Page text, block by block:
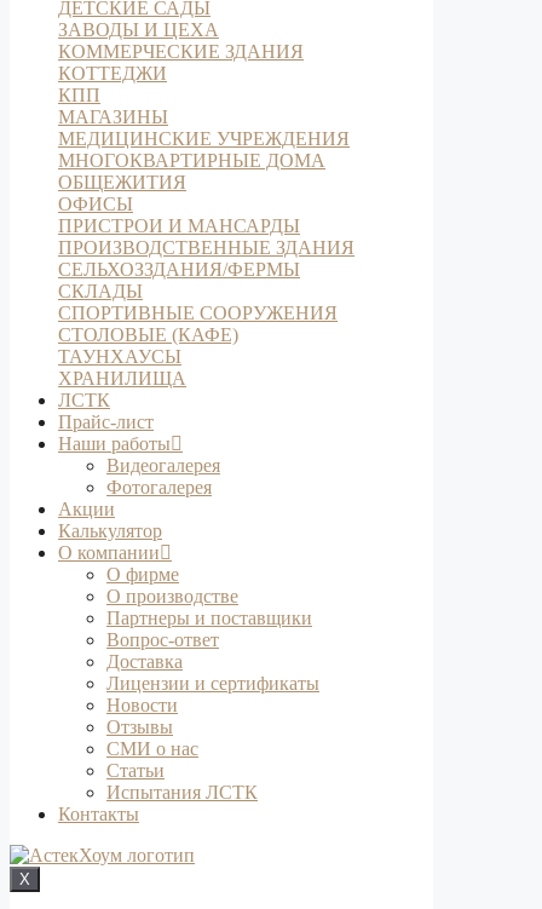
ДЕТСКИЕ САДЫ
ЗАВОДЫ И ЦЕХА
КОММЕРЧЕСКИЕ ЗДАНИЯ
КОТТЕДЖИ
КПП
МАГАЗИНЫ
МЕДИЦИНСКИЕ УЧРЕЖДЕНИЯ
МНОГОКВАРТИРНЫЕ ДОМА
ОБЩЕЖИТИЯ
ОФИСЫ
ПРИСТРОИ И МАНСАРДЫ
ПРОИЗВОДСТВЕННЫЕ ЗДАНИЯ
СЕЛЬХОЗЗДАНИЯ/ФЕРМЫ
СКЛАДЫ
СПОРТИВНЫЕ СООРУЖЕНИЯ
СТОЛОВЫЕ (КАФЕ)
ТАУНХАУСЫ
ХРАНИЛИЩА
ЛСТК
Прайс-лист
Наши работы
Видеогалерея
Фотогалерея
Акции
Калькулятор
О компании
О фирме
О производстве
Партнеры и поставщики
Вопрос-ответ
Доставка
Лицензии и сертификаты
Новости
Отзывы
СМИ о нас
Статьи
Испытания ЛСТК
Контакты
X